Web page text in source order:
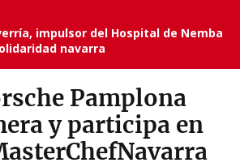
impulsor del Hospital de Nemba
navarra
Pamplona
y participa en